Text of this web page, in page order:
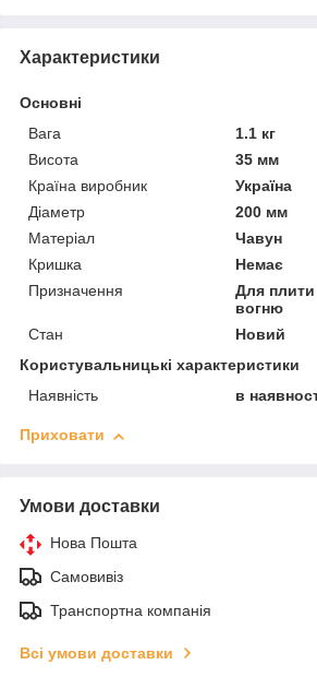
Характеристики
Основні
Вага
1.1 кг
Висота
35 мм
Країна виробник
Україна
Діаметр
200 мм
Матеріал
Чавун
Кришка
Немає
Призначення
Для плити
вогню
Стан
Новий
Користувальницькі характеристики
Наявність
в
Приховати
Умови доставки
Нова Пошта
Самовивіз
Транспортна компанія
Всі умови доставки